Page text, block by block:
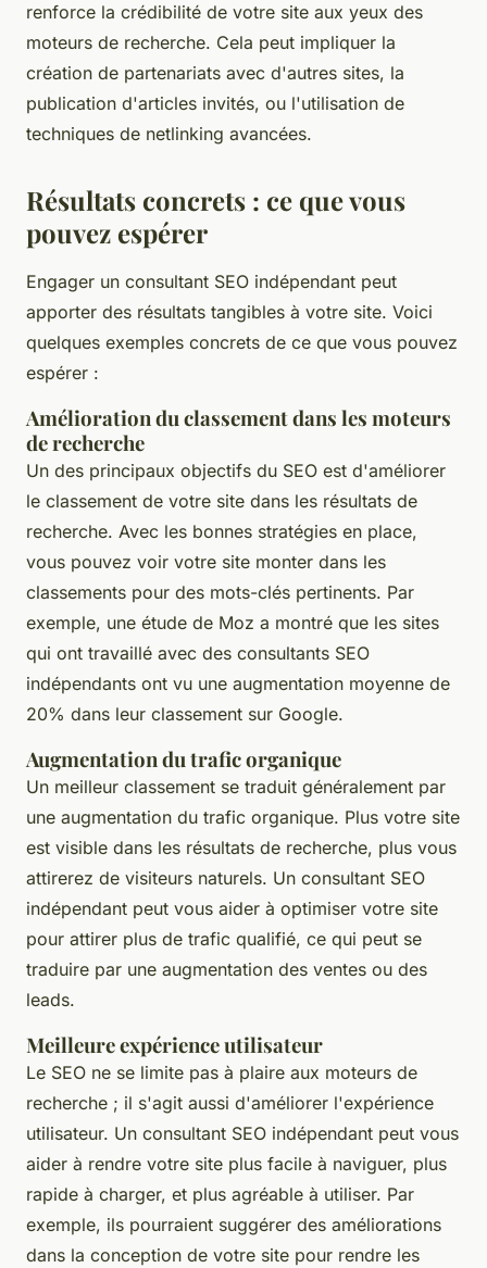
renforce la crédibilité de votre site aux yeux des
moteurs de recherche. Cela peut impliquer la
création de partenariats avec d'autres sites, la
publication d'articles invités, ou l'utilisation de
techniques de netlinking avancées.
Résultats concrets : ce que vous
pouvez espérer
Engager un consultant SEO indépendant peut
apporter des résultats tangibles à votre site. Voici
quelques exemples concrets de ce que vous pouvez
espérer :
Amélioration du classement dans les moteurs
de recherche
Un des principaux objectifs du SEO est d'améliorer
le classement de votre site dans les résultats de
recherche. Avec les bonnes stratégies en place,
vous pouvez voir votre site monter dans les
classements pour des mots-clés pertinents. Par
exemple, une étude de Moz a montré que les sites
qui ont travaillé avec des consultants SEO
indépendants ont vu une augmentation moyenne de
20% dans leur classement sur Google.
Augmentation du trafic organique
Un meilleur classement se traduit généralement par
une augmentation du trafic organique. Plus votre site
est visible dans les résultats de recherche, plus vous
attirerez de visiteurs naturels. Un consultant SEO
indépendant peut vous aider à optimiser votre site
pour attirer plus de trafic qualifié, ce qui peut se
traduire par une augmentation des ventes ou des
leads.
Meilleure expérience utilisateur
Le SEO ne se limite pas à plaire aux moteurs de
recherche ; il s'agit aussi d'améliorer l'expérience
utilisateur. Un consultant SEO indépendant peut vous
aider à rendre votre site plus facile à naviguer, plus
rapide à charger, et plus agréable à utiliser. Par
exemple, ils pourraient suggérer des améliorations
dans la conception de votre site pour rendre les